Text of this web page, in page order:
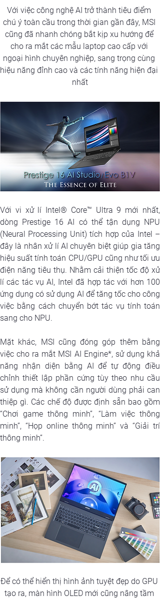
Với việc công nghệ AI trở thành tiêu điểm
chú ý toàn cầu trong thời gian gần đây, MSI
cũng đã nhanh chóng bắt kịp xu hướng để
cho ra mắt các mẫu laptop cao cấp với
ngoại hình chuyên nghiệp, sang trọng cùng
hiệu năng đỉnh cao và các tính năng hiện đại
nhất
Với vi xử lí Intel® Core™ Ultra 9 mới nhất,
dòng Prestige 16 AI có thể tận dụng NPU
(Neural Processing Unit) tích hợp của Intel –
đây là nhân xử lí AI chuyên biệt giúp gia tăng
hiệu suất tính toán CPU/GPU cũng như tối ưu
điện năng tiêu thụ. Nhằm cải thiện tốc độ xử
lí các tác vụ AI, Intel đã hợp tác với hơn 100
ứng dụng có sử dụng AI để tăng tốc cho công
việc bằng cách chuyển bớt tác vụ tính toán
sang cho NPU.
Mặt khác, MSI cũng đóng góp thêm bằng
việc cho ra mắt MSI AI Engine*, sử dụng khả
năng nhận diện bằng AI để tự động điều
chỉnh thiết lập phần cứng tùy theo nhu cầu
sử dụng mà không cần người dùng phải can
thiệp gì. Các chế độ được định sẵn bao gồm
“Chơi game thông minh”, “Làm việc thông
minh”, “Họp online thông minh” và “Giải trí
thông minh”.
Để có thể hiển thị hình ảnh tuyệt đẹp do GPU
tạo ra, màn hình OLED mới cũng nâng tầm